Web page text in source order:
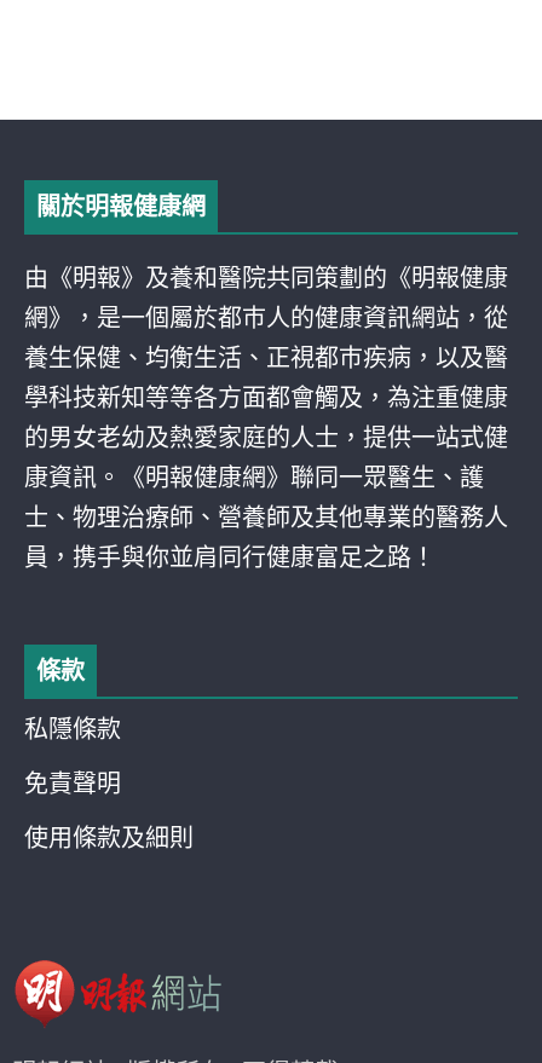
關於明報健康網
由《明報》及養和醫院共同策劃的《明報健康
網》，是一個屬於都巿人的健康資訊網站，從
養生保健、均衡生活、正視都巿疾病，以及醫
學科技新知等等各方面都會觸及，為注重健康
的男女老幼及熱愛家庭的人士，提供一站式健
康資訊。《明報健康網》聯同一眾醫生、護
士、物理治療師、營養師及其他專業的醫務人
員，携手與你並肩同行健康富足之路！
條款
私隱條款
免責聲明
使用條款及細則